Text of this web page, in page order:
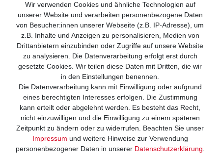
Wir versenden mit
Wir verwenden Cookies und ähnliche Technologien auf
unserer Website und verarbeiten personenbezogene Daten
von Besucher:innen unserer Webseite (z.B. IP-Adresse), um
z.B. Inhalte und Anzeigen zu personalisieren, Medien von
Drittanbietern einzubinden oder Zugriffe auf unsere Website
zu analysieren. Die Datenverarbeitung erfolgt erst durch
gesetzte Cookies. Wir teilen diese Daten mit Dritten, die wir
in den Einstellungen benennen.
Die Datenverarbeitung kann mit Einwilligung oder aufgrund
eines berechtigten Interesses erfolgen. Die Zustimmung
kann erteilt oder abgelehnt werden. Es besteht das Recht,
nicht einzuwilligen und die Einwilligung zu einem späteren
Zeitpunkt zu ändern oder zu widerrufen. Beachten Sie unser
Impressum und weitere Hinweise zur Verwendung
personenbezogener Daten in unserer Daten­schutz­erklärung